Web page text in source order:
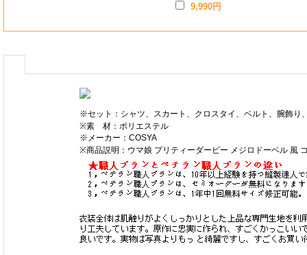
9,990円
※セット：シャツ、スカート、クロスタイ、ベルト、腕飾り
※素 材：ポリエステル
※メーカー：COSYA
※商品説明：ウマ娘 プリティーダービー メジロドーベル 風